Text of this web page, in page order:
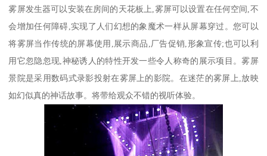
雾屏发生器可以安装在房间的天花板上,雾屏可以设置在任何空间,不
会增加任何障碍,实现了人们幻想的象魔术一样从屏幕穿过。您可以
将雾屏当作传统的屏幕使用,展示商品,厂告促销,形象宣传;也可以利
用它忽隐忽现,神秘诱人的特性开发一些令人称奇的展示项目。雾屏
景院是采用数码式录影投射在雾屏上的影院。在迷茫的雾屏上,放映
如幻似真的神话故事。将带给观众不错的视听体验。